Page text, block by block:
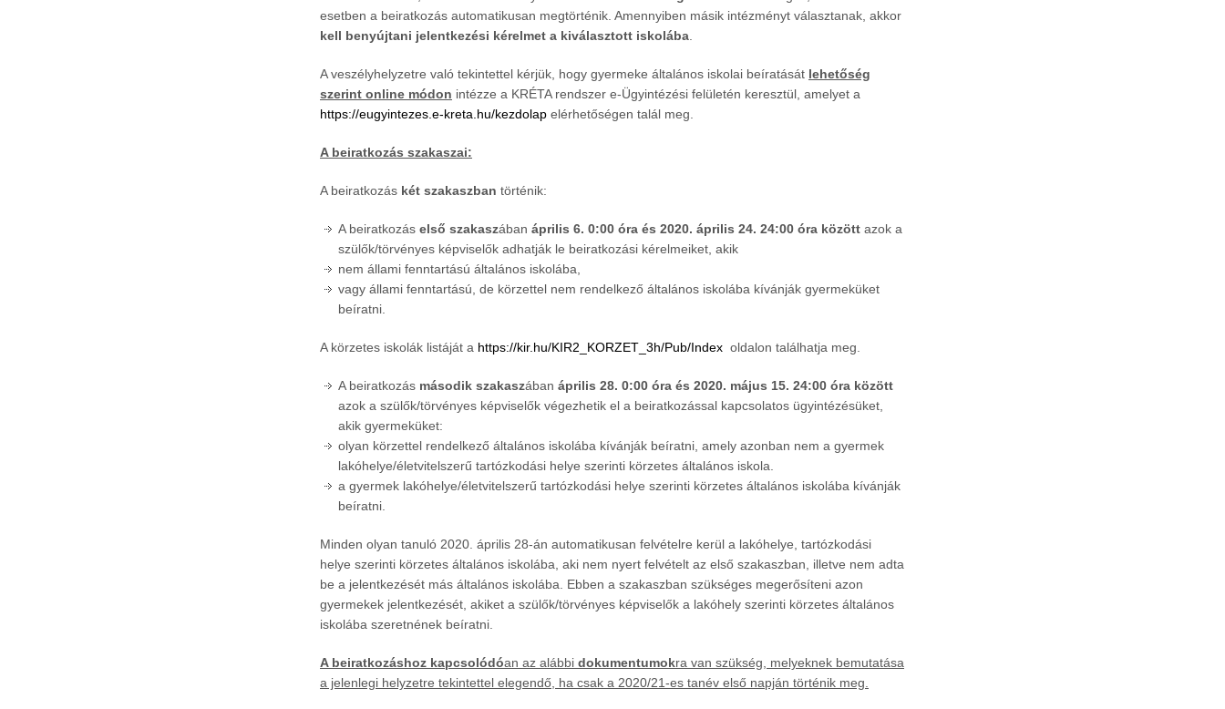
esetben a beiratkozás automatikusan megtörténik. Amennyiben másik intézményt választanak, akkor
kell benyújtani jelentkezési kérelmet a kiválasztott iskolába
A veszélyhelyzetre való tekintettel kérjük, hogy gyermeke általános iskolai beíratását lehetőség
szerint online módon intézze a KRÉTA rendszer e-Ügyintézési felületén keresztül, amelyet a
https://eugyintezes.e-kreta.hu/kezdolap elérhetőségen talál meg.
A beiratkozás szakaszai:
A beiratkozás két szakaszban történik:
A beiratkozás első szakaszában április 6. 0:00 óra és 2020. április 24. 24:00 óra között azok a
szülők/törvényes képviselők adhatják le beiratkozási kérelmeiket, akik
nem állami fenntartású általános iskolába,
vagy állami fenntartású, de körzettel nem rendelkező általános iskolába kívánják gyermeküket
beíratni.
A körzetes iskolák listáját a https://kir.hu/KIR2_KORZET_3h/Pub/Index oldalon találhatja meg.
A beiratkozás második szakaszában április 28. 0:00 óra és 2020. május 15. 24:00 óra között
azok a szülők/törvényes képviselők végezhetik el a beiratkozással kapcsolatos ügyintézésüket,
akik gyermeküket:
olyan körzettel rendelkező általános iskolába kívánják beíratni, amely azonban nem a gyermek
lakóhelye/életvitelszerű tartózkodási helye szerinti körzetes általános iskola.
a gyermek lakóhelye/életvitelszerű tartózkodási helye szerinti körzetes általános iskolába kívánják
beíratni.
Minden olyan tanuló 2020. április 28-án automatikusan felvételre kerül a lakóhelye, tartózkodási
helye szerinti körzetes általános iskolába, aki nem nyert felvételt az első szakaszban, illetve nem adta
be a jelentkezését más általános iskolába. Ebben a szakaszban szükséges megerősíteni azon
gyermekek jelentkezését, akiket a szülők/törvényes képviselők a lakóhely szerinti körzetes általános
iskolába szeretnének beíratni.
A beiratkozáshoz kapcsolódóan az alábbi dokumentumokra van szükség, melyeknek bemutatása
a jelenlegi helyzetre tekintettel elegendő, ha csak a 2020/21-es tanév első napján történik meg.